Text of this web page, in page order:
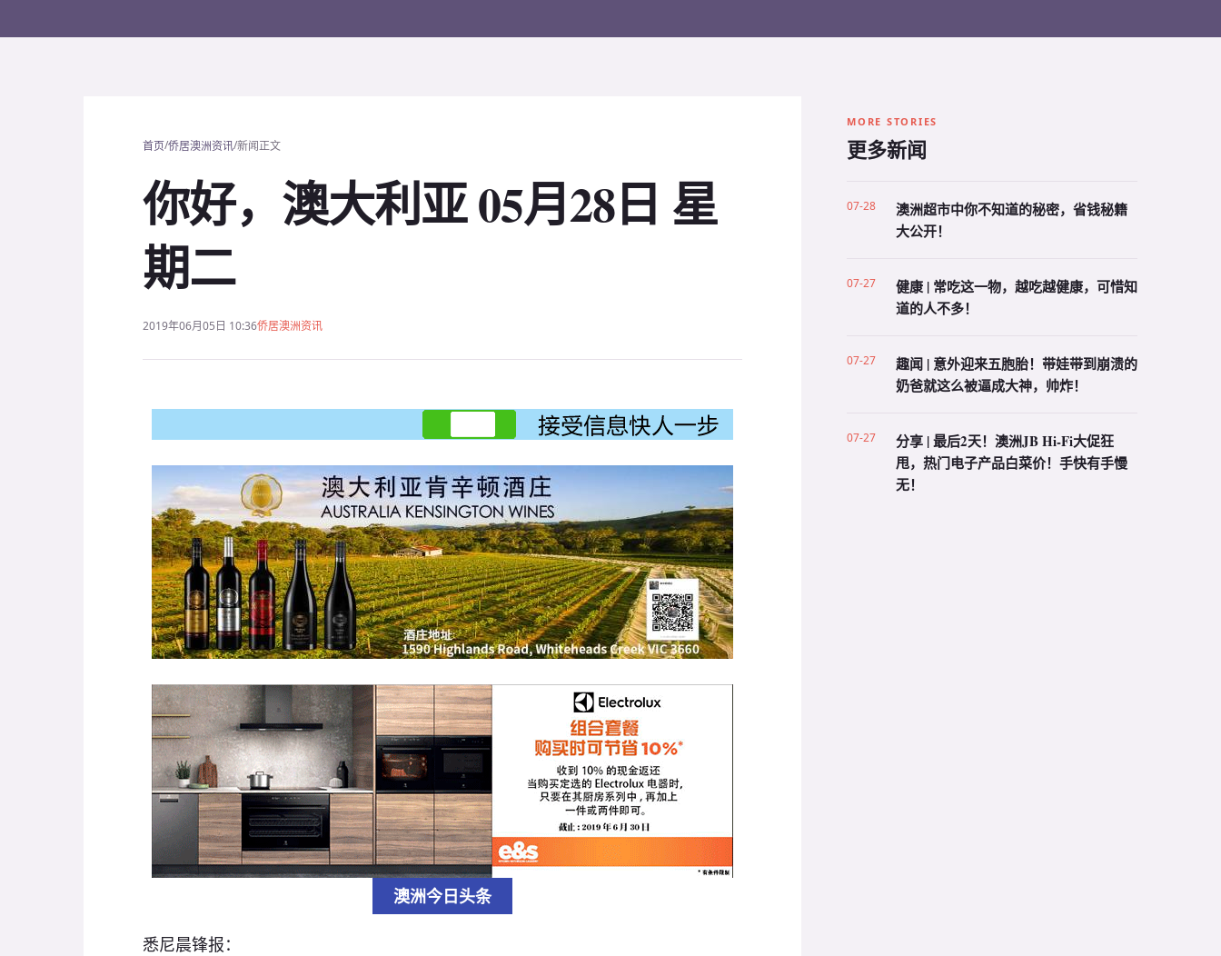
首页/侨居澳洲资讯/新闻正文
你好，澳大利亚 05月28日 星
期二
2019年06月05日 10:36侨居澳洲资讯
澳洲今日头条
悉尼晨锋报：
MORE STORIES
更多新闻
07-28
澳洲超市中你不知道的秘密，省钱秘籍
大公开！
07-27
健康 | 常吃这一物，越吃越健康，可惜知
道的人不多！
07-27
趣闻 | 意外迎来五胞胎！带娃带到崩溃的
奶爸就这么被逼成大神，帅炸！
07-27
分享 | 最后2天！澳洲JB Hi-Fi大促狂
甩，热门电子产品白菜价！手快有手慢
无！